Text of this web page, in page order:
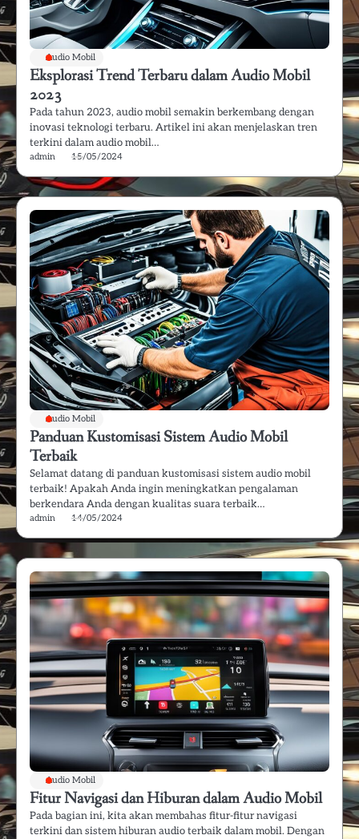
Audio Mobil
Eksplorasi Trend Terbaru dalam Audio Mobil
2023
Pada tahun 2023, audio mobil semakin berkembang dengan
inovasi teknologi terbaru. Artikel ini akan menjelaskan tren
terkini dalam audio mobil…
admin 15/05/2024
Audio Mobil
Panduan Kustomisasi Sistem Audio Mobil
Terbaik
Selamat datang di panduan kustomisasi sistem audio mobil
terbaik! Apakah Anda ingin meningkatkan pengalaman
berkendara Anda dengan kualitas suara terbaik…
admin 14/05/2024
Audio Mobil
Fitur Navigasi dan Hiburan dalam Audio Mobil
Pada bagian ini, kita akan membahas fitur-fitur navigasi
terkini dan sistem hiburan audio terbaik dalam mobil. Dengan